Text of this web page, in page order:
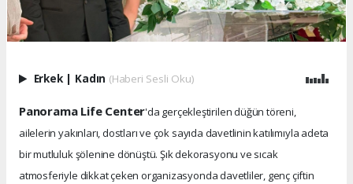
Erkek | Kadın (Haberi Sesli Oku)
Panorama Life Center'da gerçekleştirilen düğün töreni,
ailelerin yakınları, dostları ve çok sayıda davetlinin katılımıyla adeta
bir mutluluk şölenine dönüştü. Şık dekorasyonu ve sıcak
atmosferiyle dikkat çeken organizasyonda davetliler, genç çiftin